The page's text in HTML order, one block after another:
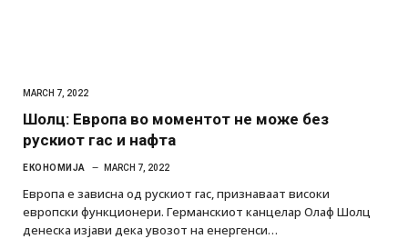
MARCH 7, 2022
Шолц: Европа во моментот не може без
рускиот гас и нафта
ЕКОНОМИЈА MARCH 7, 2022
Европа е зависна од рускиот гас, признаваат високи
европски функционери. Германскиот канцелар Олаф Шолц
денеска изјави дека увозот на енергенси…